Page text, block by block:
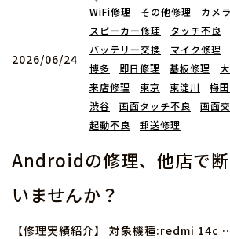
2026/06/24
WiFi修理
その他修理
カメ
スピーカー修理
タッチ不良
バッテリー交換
マイク修理
博多
即日修理 基板修理
来店修理
東京 東淀川 梅田
渋谷
画面タッチ不良 画面
起動不良
郵送修理
Androidの修理、他店で
いませんか？
【修理実績紹介】 対象機種:redmi 14c